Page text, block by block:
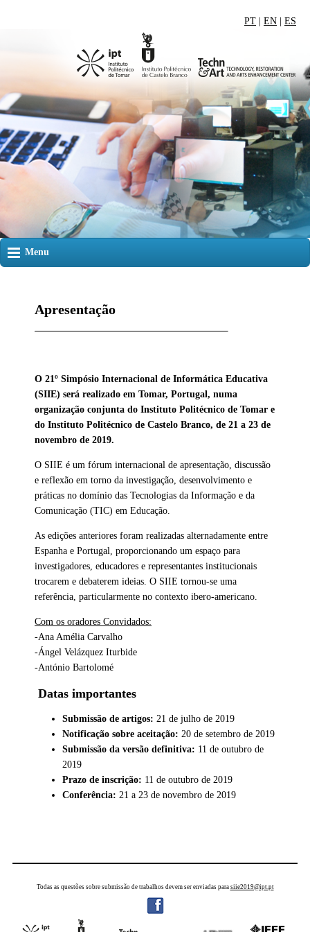
PT EN ES
Menu
Apresentação
O 21º Simpósio Internacional de Informática Educativa
(SIIE) será realizado em Tomar, Portugal, numa
organização conjunta do Instituto Politécnico de Tomar e
do Instituto Politécnico de Castelo Branco, de 21 a 23 de
novembro de 2019.
O SIIE é um fórum internacional de apresentação, discussão
e reflexão em torno da investigação, desenvolvimento e
práticas no domínio das Tecnologias da Informação e da
Comunicação (TIC) em Educação.
As edições anteriores foram realizadas alternadamente entre
Espanha e Portugal, proporcionando um espaço para
investigadores, educadores e representantes institucionais
trocarem e debaterem ideias. O SIIE tornou-se uma
referência, particularmente no contexto ibero-americano.
Com os oradores Convidados:
-Ana Amélia Carvalho
-Ángel Velázquez Iturbide
-António Bartolomé
Datas importantes
Submissão de artigos: 21 de julho de 2019
Notificação sobre aceitação: 20 de setembro de 2019
Submissão da versão definitiva: 11 de outubro de
2019
Prazo de inscrição: 11 de outubro de 2019
Conferência: 21 a 23 de novembro de 2019
Todas as questões sobre submissão de trabalhos devem ser enviadas para siie2019@ipt.pt